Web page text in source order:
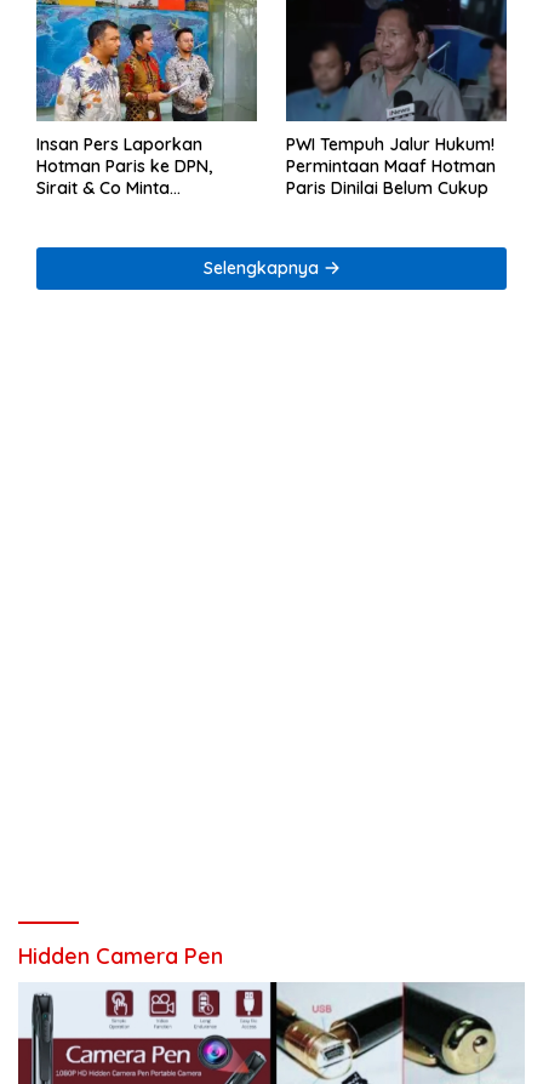
Insan Pers Laporkan
Hotman Paris ke DPN,
Sirait & Co Minta
PWI Tempuh Jalur Hukum!
Permintaan Maaf Hotman
Paris Dinilai Belum Cukup
Selengkapnya
Hidden Camera Pen